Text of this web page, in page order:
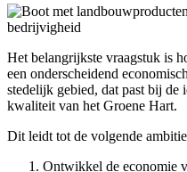
Het belangrijkste vraagstuk is
een onderscheidend
stedelijk gebied, dat past bij de
kwaliteit van het Groene Hart.
Dit leidt tot de volgende
Ontwikkel de economie